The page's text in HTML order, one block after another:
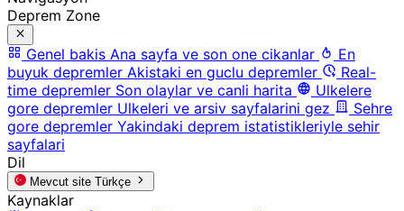
Deprem Zone
Genel bakis Ana sayfa ve son one cikanlar
En
buyuk depremler Akistaki en guclu depremler
Real-
time depremler Son olaylar ve canli harita
Ulkelere
gore depremler Ulkeleri ve arsiv sayfalarini gez
Sehre
gore depremler Yakindaki deprem istatistikleriyle sehir
sayfalari
Dil
Mevcut site Türkçe
Kaynaklar